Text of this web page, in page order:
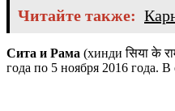
Читайте также:
Сита и Рама (хиндиसिया के
года по 5 ноября 2016 года.